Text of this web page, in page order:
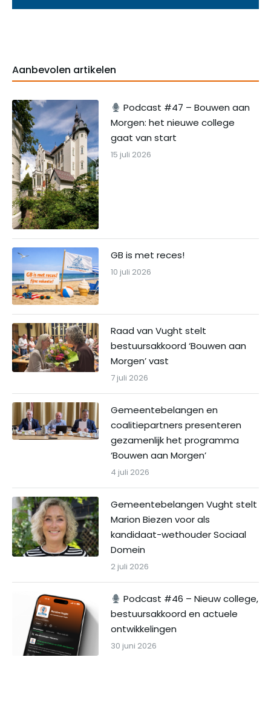
Aanbevolen artikelen
Podcast #47 – Bouwen aan
Morgen: het nieuwe college
gaat van start
15 juli 2026
GB is met reces!
10 juli 2026
Raad van Vught stelt
bestuursakkoord ‘Bouwen aan
Morgen’ vast
7 juli 2026
Gemeentebelangen en
coalitiepartners presenteren
gezamenlijk het programma
‘Bouwen aan Morgen’
4 juli 2026
Gemeentebelangen Vught stelt
Marion Biezen voor als
kandidaat-wethouder Sociaal
Domein
2 juli 2026
Podcast #46 – Nieuw college,
bestuursakkoord en actuele
ontwikkelingen
30 juni 2026